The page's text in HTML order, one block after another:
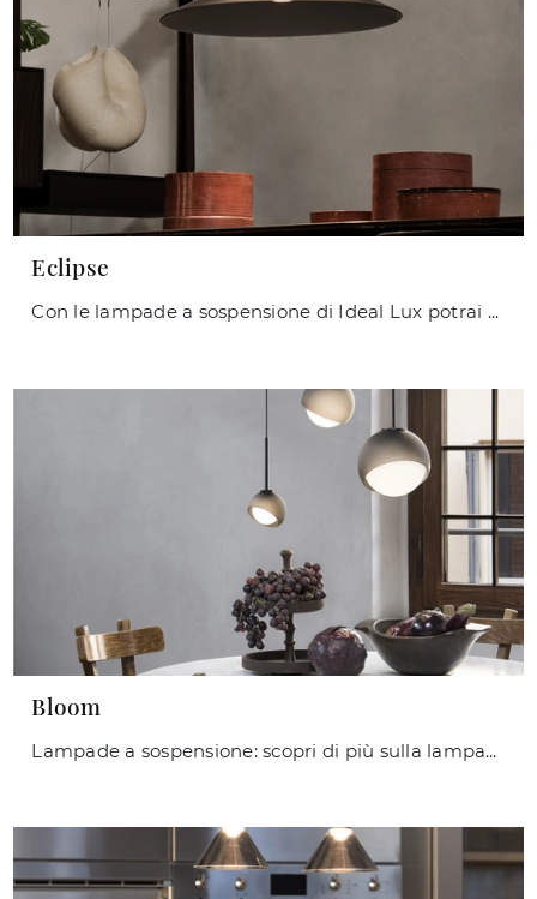
Eclipse
Con le lampade a sospensione di Ideal Lux potrai valorizzare i tuoi spazi: clicca e scopri Eclipse!
Bloom
Lampade a sospensione: scopri di più sulla lampada Bloom in metallo che ti proponiamo.